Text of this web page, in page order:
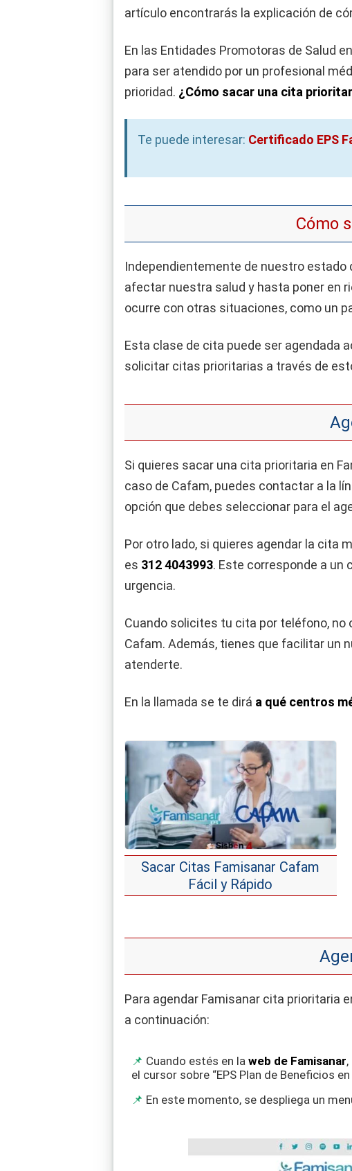
artículo encontrarás la explicación de
En las Entidades Promotoras de Salud
para ser atendido por un profesional
prioridad. ¿Cómo sacar una cita
Te puede interesar: Certificado EPS
Cómo
Independientemente de nuestro
afectar nuestra salud y hasta poner en
ocurre con otras situaciones, como un
Esta clase de cita puede ser agendada
solicitar citas prioritarias a través de
Si quieres sacar una cita prioritaria en
caso de Cafam, puedes contactar a la
opción que debes seleccionar para el
Por otro lado, si quieres agendar la cita
es 312 4043993. Este corresponde a un
urgencia.
Cuando solicites tu cita por teléfono, no
Cafam. Además, tienes que facilitar un
atenderte.
En la llamada se te dirá a qué centros
Sacar Citas Famisanar Cafam
Fácil y Rápido
Para agendar Famisanar cita prioritaria
a continuación:
Cuando estés en la web de Famisanar
el cursor sobre “EPS Plan de Beneficios en
En este momento, se despliega un